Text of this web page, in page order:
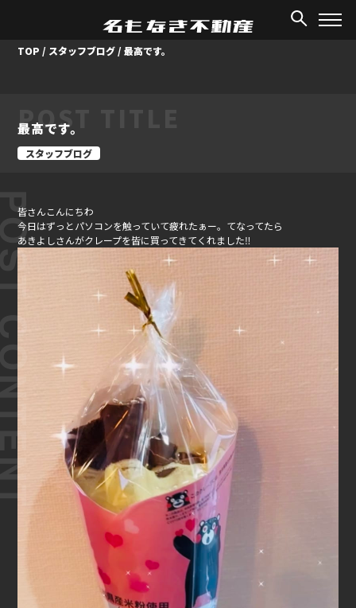
TOP / スタッフブログ /最高です。
POST TITLE
最高です。
スタッフブログ
皆さんこんにちわ
今日はずっとパソコンを触っていて疲れたぁー。てなってたら
あきよしさんがクレープを皆に買ってきてくれました‼